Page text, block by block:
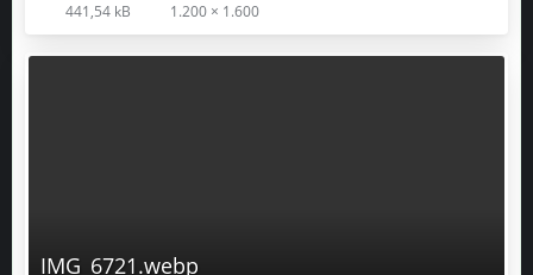
441,54 kB 1.200 × 1.600